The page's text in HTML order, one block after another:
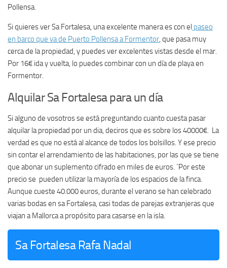
Pollensa.
Si quieres ver Sa Fortalesa, una excelente manera es con el paseo
en barco que va de Puerto Pollensa a Formentor , que pasa muy
cerca de la propiedad, y puedes ver excelentes vistas desde el mar.
Por 16€ ida y vuelta, lo puedes combinar con un día de playa en
Formentor.
Alquilar Sa Fortalesa para un día
Si alguno de vosotros se está preguntando cuanto cuesta pasar
alquilar la propiedad por un dia, deciros que es sobre los 40000€. La
verdad es que no está al alcance de todos los bolsillos. Y ese precio
sin contar el arrendamiento de las habitaciones, por las que se tiene
que abonar un suplemento cifrado en miles de euros. ´Por este
precio se pueden utilizar la mayoría de los espacios de la finca.
Aunque cueste 40.000 euros, durante el verano se han celebrado
varias bodas en sa Fortalesa, casi todas de parejas extranjeras que
viajan a Mallorca a propósito para casarse en la isla.
Sa Fortalesa Rafa Nadal